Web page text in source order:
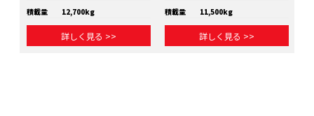
積載量
12,700kg
詳しく見る >>
積載量
11,500kg
詳しく見る >>